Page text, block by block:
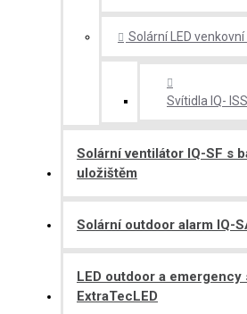
Solární LED venkovní
Svítidla IQ-
Solární ventilátor IQ-SF s
uložištěm
Solární outdoor alarm IQ-
LED outdoor a emergency
ExtraTecLED